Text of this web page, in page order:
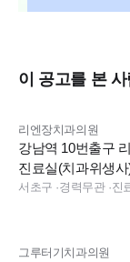
이 공고를 본
리엔장치과의원
강남역 10번출구
진료실(치과위생
차우대(기숙사 지
서초구 ·경력무관·진
그루터기치과의원